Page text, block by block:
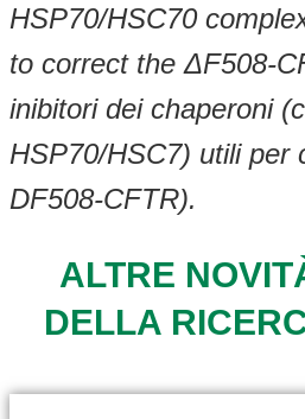
HSP70/HSC70
to correct the ΔF508-
inibitori dei chaperoni
HSP70/HSC7) utili per
DF508-CFTR).
ALTRE
DELLA